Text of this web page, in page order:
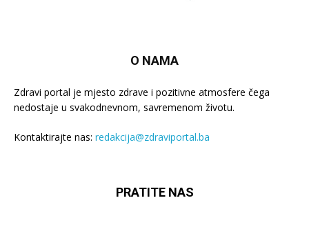
O NAMA
Zdravi portal je mjesto zdrave i pozitivne atmosfere čega
nedostaje u svakodnevnom, savremenom životu.
Kontaktirajte nas: redakcija@zdraviportal.ba
PRATITE NAS